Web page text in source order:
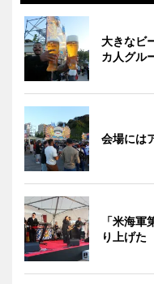
大きなビ
カ人グル
会場には
「米海
り上げた